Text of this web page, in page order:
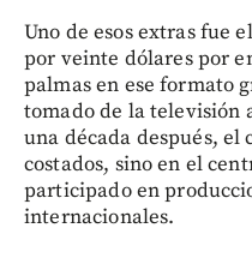
Uno de esos extras fue
por veinte dólares por
palmas en ese formato
tomado de la televisión
una década después, el
costados, sino en el
participado en
internacionales.